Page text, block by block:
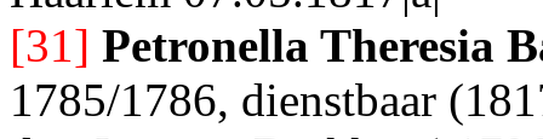
[31] Petronella Theresia
1785/1786, dienstbaar